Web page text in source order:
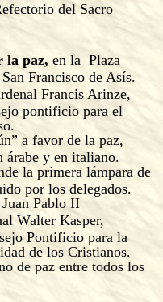
del Sacro
la paz, en la Plaza
Francisco de Asís.
Francis Arinze,
pontificio para el
a favor de la paz,
árabe y en italiano.
la primera lámpara de
por los delegados.
Pablo II
Walter Kasper,
Pontificio para la
de los Cristianos.
de paz entre todos los